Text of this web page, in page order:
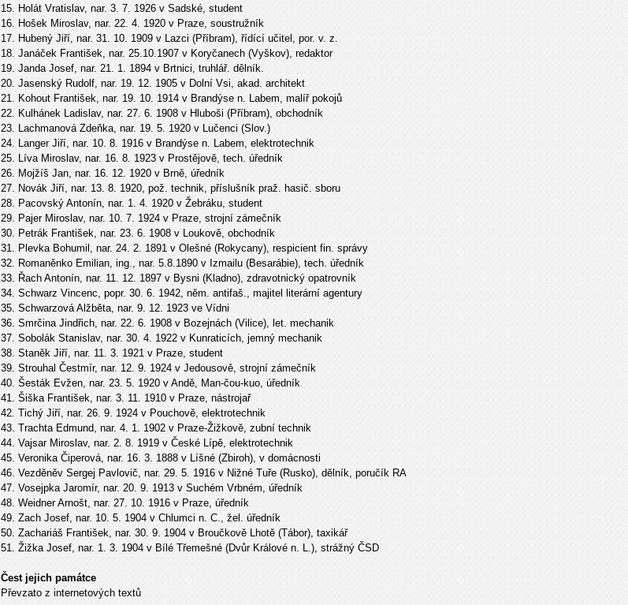
15. Holát Vratislav, nar. 3. 7. 1926 v Sadské, student
16. Hošek Miroslav, nar. 22. 4. 1920 v Praze, soustružník
17. Hubený Jiří, nar. 31. 10. 1909 v Lazci (Příbram), řídící učitel, por. v. z.
18. Janáček František, nar. 25.10.1907 v Koryčanech (Vyškov), redaktor
19. Janda Josef, nar. 21. 1. 1894 v Brtnici, truhlář. dělník.
20. Jasenský Rudolf, nar. 19. 12. 1905 v Dolní Vsi, akad. architekt
21. Kohout František, nar. 19. 10. 1914 v Brandýse n. Labem, malíř pokojů
22. Kulhánek Ladislav, nar. 27. 6. 1908 v Hluboši (Příbram), obchodník
23. Lachmanová Zdeňka, nar. 19. 5. 1920 v Lučenci (Slov.)
24. Langer Jiří, nar. 10. 8. 1916 v Brandýse n. Labem, elektrotechnik
25. Líva Miroslav, nar. 16. 8. 1923 v Prostějově, tech. úředník
26. Mojžíš Jan, nar. 16. 12. 1920 v Brně, úředník
27. Novák Jiří, nar. 13. 8. 1920, pož. technik, příslušník praž. hasič. sboru
28. Pacovský Antonín, nar. 1. 4. 1920 v Žebráku, student
29. Pajer Miroslav, nar. 10. 7. 1924 v Praze, strojní zámečník
30. Petrák František, nar. 23. 6. 1908 v Loukově, obchodník
31. Plevka Bohumil, nar. 24. 2. 1891 v Olešné (Rokycany), respicient fin. správy
32. Romaněnko Emilian, ing., nar. 5.8.1890 v Izmailu (Besarábie), tech. úředník
33. Řach Antonín, nar. 11. 12. 1897 v Bysni (Kladno), zdravotnický opatrovník
34. Schwarz Vincenc, popr. 30. 6. 1942, něm. antifaš., majitel literární agentury
35. Schwarzová Alžběta, nar. 9. 12. 1923 ve Vídni
36. Smrčina Jindřich, nar. 22. 6. 1908 v Bozejnách (Vilice), let. mechanik
37. Sobolák Stanislav, nar. 30. 4. 1922 v Kunraticích, jemný mechanik
38. Staněk Jiří, nar. 11. 3. 1921 v Praze, student
39. Strouhal Čestmír, nar. 12. 9. 1924 v Jedousově, strojní zámečník
40. Šesták Evžen, nar. 23. 5. 1920 v Andě, Man-čou-kuo, úředník
41. Šiška František, nar. 3. 11. 1910 v Praze, nástrojař
42. Tichý Jiří, nar. 26. 9. 1924 v Pouchově, elektrotechnik
43. Trachta Edmund, nar. 4. 1. 1902 v Praze-Žižkově, zubní technik
44. Vajsar Miroslav, nar. 2. 8. 1919 v České Lípě, elektrotechnik
45. Veronika Čiperová, nar. 16. 3. 1888 v Líšné (Zbiroh), v domácnosti
46. Vezděněv Sergej Pavlovič, nar. 29. 5. 1916 v Nižné Tuře (Rusko), dělník, poručík RA
47. Vosejpka Jaromír, nar. 20. 9. 1913 v Suchém Vrbném, úředník
48. Weidner Arnošt, nar. 27. 10. 1916 v Praze, úředník
49. Zach Josef, nar. 10. 5. 1904 v Chlumci n. C., žel. úředník
50. Zachariáš František, nar. 30. 9. 1904 v Broučkově Lhotě (Tábor), taxikář
51. Žižka Josef, nar. 1. 3. 1904 v Bílé Třemešné (Dvůr Králové n. L.), strážný ČSD
Čest jejich památce
Převzato z internetových textů